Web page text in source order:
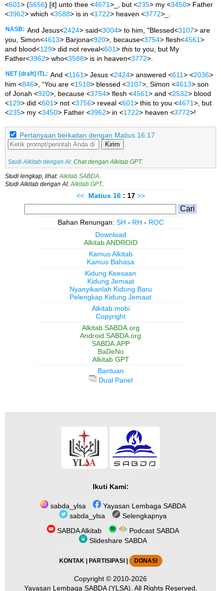
<601> (5656) [it] unto thee <4671>_, but <235> my <3450> Father
<3962> which <3588> is in <1722> heaven <3772>_.
NASB: And Jesus<2424> said<3004> to him, "Blessed<3107> are
you, Simon<4613> Barjona<920>, because<3754> flesh<4561>
and blood<129> did not reveal<601> this to you, but My
Father<3962> who<3588> is in heaven<3772>.
NET [draft] ITL: And <1161> Jesus <2424> answered <611> <2036>
him <846>, “You are <1510> blessed <3107>, Simon <4613> son
of Jonah <920>, because <3754> flesh <4561> and <2532> blood
<129> did <601> not <3756> reveal <601> this to you <4671>, but
<235> my <3450> Father <3962> in <1722> heaven <3772>!
Pertanyaan berkaitan dengan Matius 16:17
Kirim
Studi Alkitab dengan AI: Chat dengan Alkitab GPT.
Studi lengkap, lihat: Alkitab SABDA
Studi Alkitab dengan AI: Alkitab GPT.
<< Matius 16 : 17 >>
Bahan Renungan: SH - RH - ROC
Download
Alkitab ANDROID
Kamus Alkitab
Kamus Bahasa
Kidung Keesaan
Kidung Jemaat
Nyanyikanlah Kidung Baru
Pelengkap Kidung Jemaat
Alkitab.mobi
Copyright
Alkitab.SABDA.org
Android.SABDA.org
SABDA.APP
BaDeNo
Alkitab GPT
Bantuan
Dual Panel
Ikuti Kami:
sabda_ylsa
Yayasan Lembaga SABDA
sabda_ylsa
Selengkapnya
SABDA Alkitab
Podcast SABDA
Slideshare SABDA
KONTAK| PARTISIPASI DONASI
Copyright © 2010-2026
Yayasan Lembaga SABDA (YLSA). All Rights Reserved.